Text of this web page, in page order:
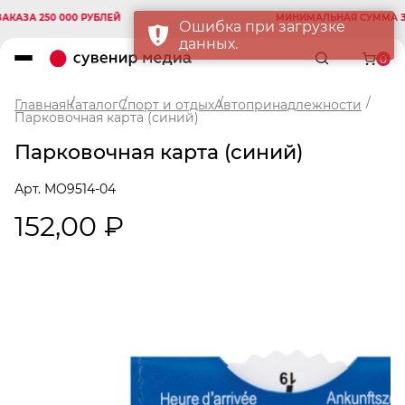
250 000 РУБЛЕЙ МИНИМАЛЬНАЯ СУММА
0
ГлавнаяКаталогСпорт и отдыхАвтопринадлежности
Парковочная карта (синий)
Парковочная карта (синий)
Арт. MO9514-04
152,00 ₽
Ошибка при загрузке
данных.